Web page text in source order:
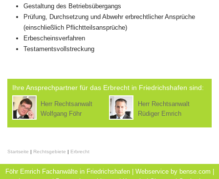
Gestaltung des Betriebsübergangs
Prüfung, Durchsetzung und Abwehr erbrechtlicher Ansprüche
(einschließlich Pflichtteilsansprüche)
Erbescheinsverfahren
Testamentsvollstreckung
Ihre Ansprechpartner für das Erbrecht in Friedrichshafen sind:
Herr Rechtsanwalt
Wolfgang Föhr
Herr Rechtsanwalt
Rüdiger Emrich
Startseite | Rechtsgebiete | Erbrecht
Föhr Emrich Fachanwälte in Friedrichshafen | Webservice by bense.com